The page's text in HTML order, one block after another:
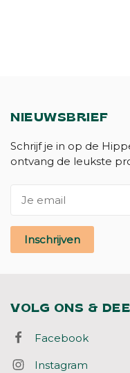
NIEUWSBRIEF
Schrijf je in op de
ontvang de leukste
Inschrijven
VOLG ONS &
Facebook
Instagram